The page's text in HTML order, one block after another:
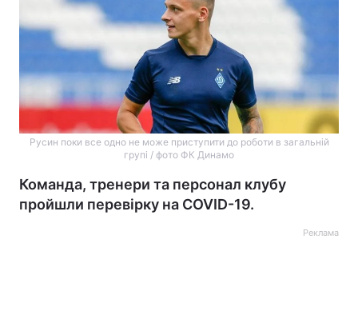
Русин поки все одно не може приступити до роботи в загальній
групі / фото ФК Динамо
Команда, тренери та персонал клубу
пройшли перевірку на COVID-19.
Реклама